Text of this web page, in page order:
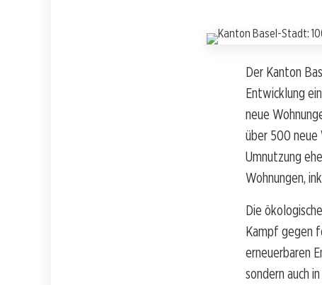
Der Kanton
Entwicklung
neue
über 500 neue
Umnutzung
Wohnungen,
Die
Kampf gegen
erneuerbaren
sondern auch